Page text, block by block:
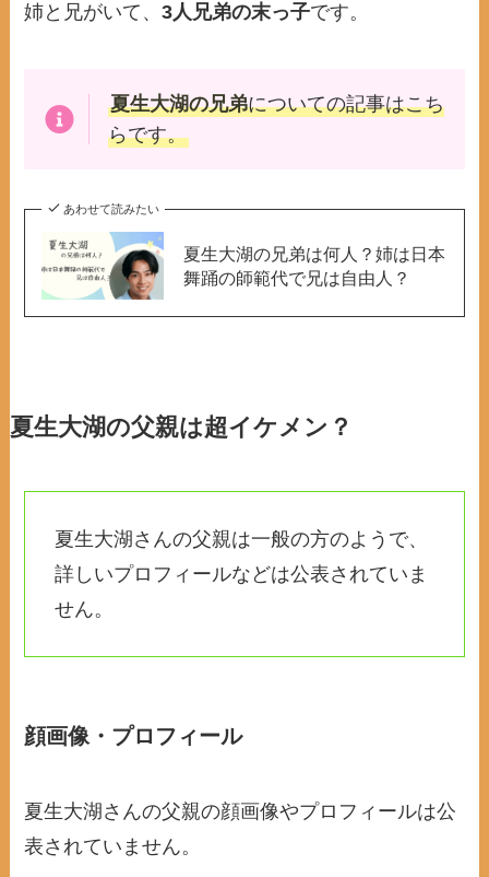
姉と兄がいて、3人兄弟の末っ子です。
夏生大湖の兄弟についての記事はこち
らです。
あわせて読みたい
夏生大湖の兄弟は何人？姉は日本
舞踊の師範代で兄は自由人？
夏生大湖の父親は超イケメン？
夏生大湖さんの父親は一般の方のようで、
詳しいプロフィールなどは公表されていま
せん。
顔画像・プロフィール
夏生大湖さんの父親の顔画像やプロフィールは公
表されていません。